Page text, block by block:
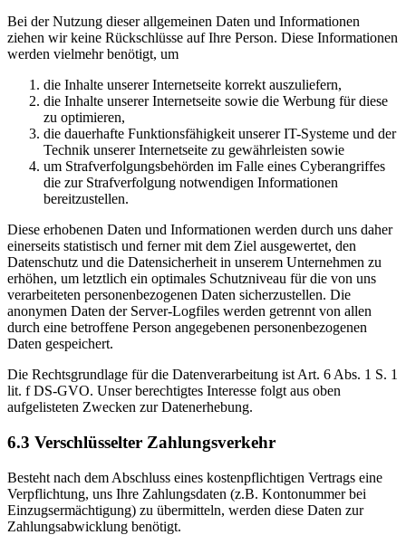
Bei der Nutzung dieser allgemeinen Daten und Informationen
ziehen wir keine Rückschlüsse auf Ihre Person. Diese Informationen
werden vielmehr benötigt, um
die Inhalte unserer Internetseite korrekt auszuliefern,
die Inhalte unserer Internetseite sowie die Werbung für diese
zu optimieren,
die dauerhafte Funktionsfähigkeit unserer IT-Systeme und der
Technik unserer Internetseite zu gewährleisten sowie
um Strafverfolgungsbehörden im Falle eines Cyberangriffes
die zur Strafverfolgung notwendigen Informationen
bereitzustellen.
Diese erhobenen Daten und Informationen werden durch uns daher
einerseits statistisch und ferner mit dem Ziel ausgewertet, den
Datenschutz und die Datensicherheit in unserem Unternehmen zu
erhöhen, um letztlich ein optimales Schutzniveau für die von uns
verarbeiteten personenbezogenen Daten sicherzustellen. Die
anonymen Daten der Server-Logfiles werden getrennt von allen
durch eine betroffene Person angegebenen personenbezogenen
Daten gespeichert.
Die Rechtsgrundlage für die Datenverarbeitung ist Art. 6 Abs. 1 S. 1
lit. f DS-GVO. Unser berechtigtes Interesse folgt aus oben
aufgelisteten Zwecken zur Datenerhebung.
6.3 Verschlüsselter Zahlungsverkehr
Besteht nach dem Abschluss eines kostenpflichtigen Vertrags eine
Verpflichtung, uns Ihre Zahlungsdaten (z.B. Kontonummer bei
Einzugsermächtigung) zu übermitteln, werden diese Daten zur
Zahlungsabwicklung benötigt.